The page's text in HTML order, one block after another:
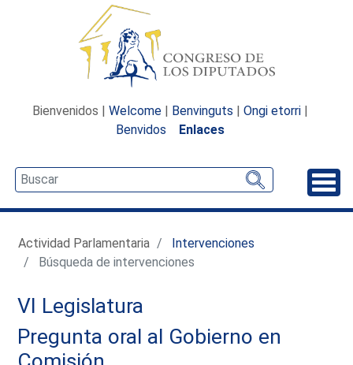
Bienvenidos | Welcome | Benvinguts | Ongi etorri |
Benvidos
Enlaces
Actividad Parlamentaria
Intervenciones
Búsqueda de intervenciones
VI Legislatura
Pregunta oral al Gobierno en